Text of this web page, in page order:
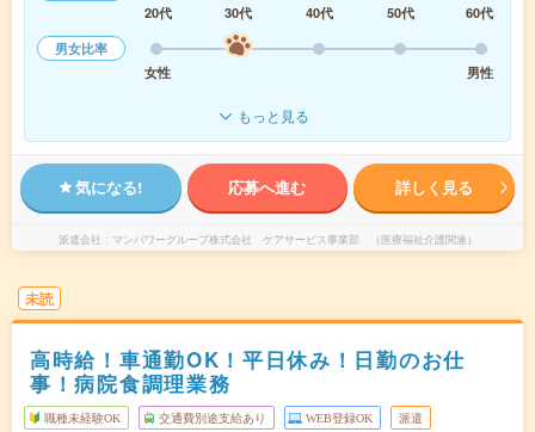
20代 30代 40代 50代
60代
男女比率
女性
男性
もっと見る
気になる! 応募へ進む 詳しく見る
派遣会社 マンパワーグループ株式会社 ケアサービス事業部 （医療福祉介護関連）
未読
高時給！車通勤OK！平日休み！日勤のお仕
事！病院食調理業務
職種未経験OK 交通費別途支給あり WEB登録OK 派遣